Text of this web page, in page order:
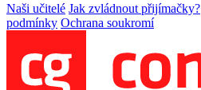
Naši učitelé Jak zvládnout přijímačky?
podmínky Ochrana soukromí